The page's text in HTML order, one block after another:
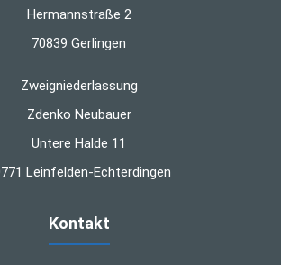
Hermannstraße 2
70839 Gerlingen
Zweigniederlassung
Zdenko Neubauer
Untere Halde 11
Leinfelden-Echterdingen
Kontakt